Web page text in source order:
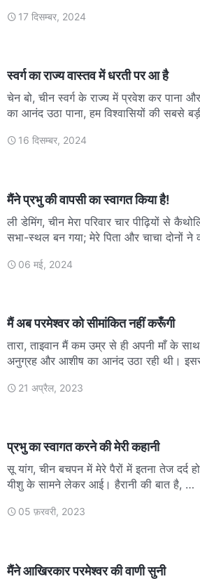
17 दिसम्बर, 2024
स्वर्ग का राज्य वास्तव में धरती पर आ है
चेन बो, चीन स्वर्ग के राज्य में प्रवेश कर पाना
का आनंद उठा पाना, हम विश्वासियों की सबसे
16 दिसम्बर, 2024
मैंने प्रभु की वापसी का स्वागत किया है!
ली डेमिंग, चीन मेरा परिवार चार पीढ़ियों से
सभा-स्थल बन गया; मेरे पिता और चाचा दोनों
06 मई, 2024
मैं अब परमेश्वर को सीमांकित नहीं करूँगी
तारा, ताइवान मैं कम उम्र से ही अपनी माँ के
अनुग्रह और आशीष का आनंद उठा रही थी।
21 अप्रैल, 2023
प्रभु का स्वागत करने की मेरी कहानी
सू यांग, चीन बचपन में मेरे पैरों में इतना तेज दर्द
यीशु के सामने लेकर आई। हैरानी की बात है, …
05 फ़रवरी, 2023
मैंने आखिरकार परमेश्वर की वाणी सुनी